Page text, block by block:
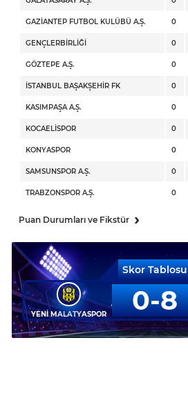
GAZİANTEP FUTBOL KULÜBÜ A.Ş. 0
GENÇLERBİRLİĞİ 0
GÖZTEPE A.Ş. 0
İSTANBUL BAŞAKŞEHİR FK 0
KASIMPAŞA A.Ş. 0
KOCAELİSPOR 0
KONYASPOR 0
SAMSUNSPOR A.Ş. 0
TRABZONSPOR A.Ş. 0
Puan Durumları ve Fikstür ›
Skor Tablosu
YENİ MALATYASPOR 0 8